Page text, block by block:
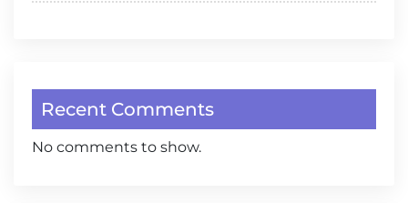
Recent Comments
No comments to show.